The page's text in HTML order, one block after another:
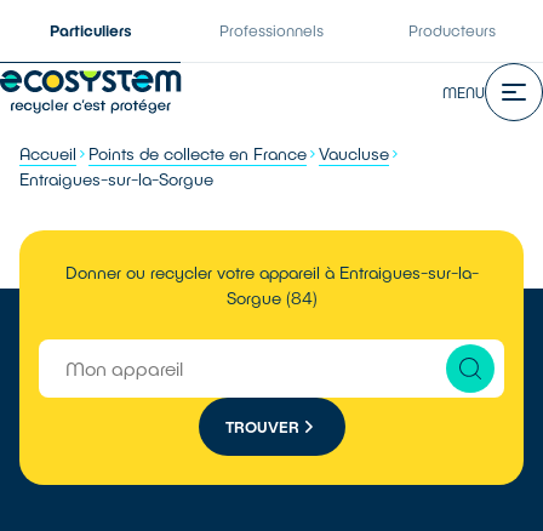
Particuliers Professionnels Producteurs
MENU
Accueil Points de collecte en France Vaucluse
Entraigues-sur-la-Sorgue
Donner ou recycler votre appareil à Entraigues-sur-la-
Sorgue (84)
TROUVER